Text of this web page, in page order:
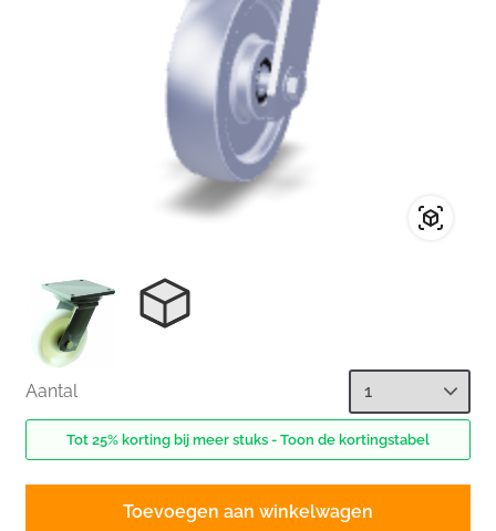
Aantal
Tot 25% korting bij meer stuks - Toon de kortingstabel
Toevoegen aan winkelwagen